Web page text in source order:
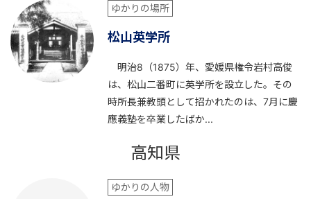
ゆかりの場所
松山英学所
明治8（1875）年、愛媛県権令岩村高俊
は、松山二番町に英学所を設立した。その
時所長兼教頭として招かれたのは、7月に慶
應義塾を卒業したばか...
高知県
ゆかりの人物